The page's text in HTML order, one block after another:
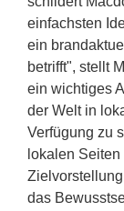
einfachsten
ein
betrifft", stellt
ein wichtiges
der Welt in
Verfügung zu
lokalen
das